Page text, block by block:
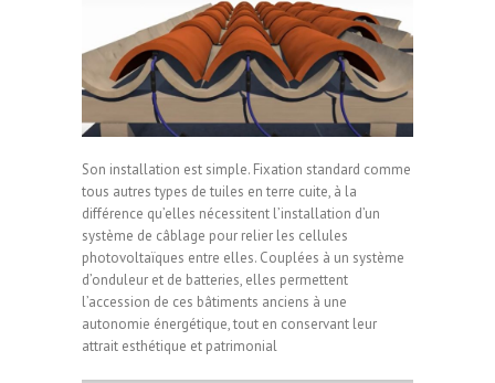
Son installation est simple. Fixation standard comme
tous autres types de tuiles en terre cuite, à la
différence qu’elles nécessitent l’installation d’un
système de câblage pour relier les cellules
photovoltaïques entre elles. Couplées à un système
d’onduleur et de batteries, elles permettent
l’accession de ces bâtiments anciens à une
autonomie énergétique, tout en conservant leur
attrait esthétique et patrimonial